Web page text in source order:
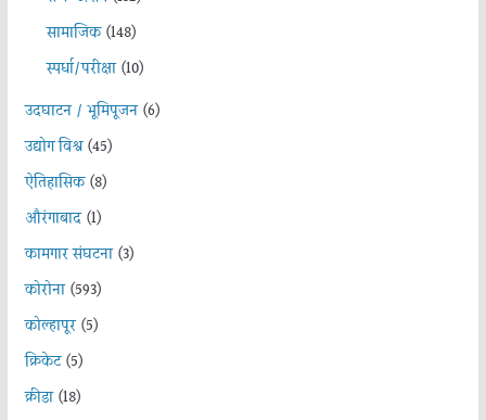
सामाजिक(148)
स्पर्धा/परीक्षा(10)
उदघाटन / भूमिपूजन(6)
उद्योग विश्व(45)
ऐतिहासिक(8)
औरंगाबाद(1)
कामगार संघटना(3)
कोरोना(593)
कोल्हापूर(5)
क्रिकेट(5)
क्रीडा(18)